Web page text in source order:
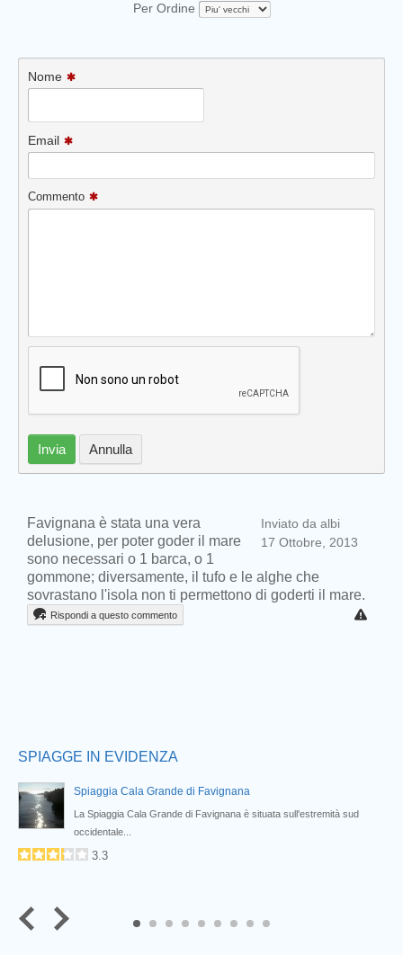
Per Ordine
Nome
Email
Commento
Invia Annulla
Inviato da albi
17 Ottobre, 2013
Favignana è stata una vera
delusione, per poter goder il mare
sono necessari o 1 barca, o 1
gommone; diversamente, il tufo e le alghe che
sovrastano l'isola non ti permettono di goderti il mare.
Rispondi a questo commento
SPIAGGE IN EVIDENZA
Spiaggia Cala Grande di Favignana
La Spiaggia Cala Grande di Favignana è situata sull'estremità sud
occidentale...
3.3
Prev
8